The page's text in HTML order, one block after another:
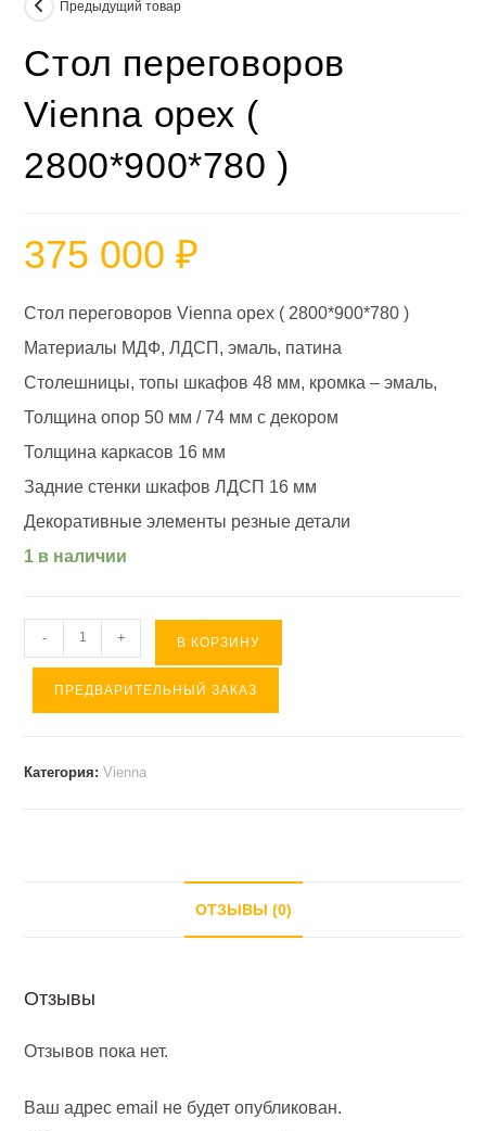
Предыдущий товар
Стол переговоров
Vienna орех (
2800*900*780 )
375 000₽
Стол переговоров Vienna орех ( 2800*900*780 )
Материалы МДФ, ЛДСП, эмаль, патина
Столешницы, топы шкафов 48 мм, кромка – эмаль,
Толщина опор 50 мм / 74 мм с декором
Толщина каркасов 16 мм
Задние стенки шкафов ЛДСП 16 мм
Декоративные элементы резные детали
1 в наличии
Количество
товара
Стол
- + В КОРЗИНУ
ПРЕДВАРИТЕЛЬНЫЙ ЗАКАЗ
Категория:Vienna
ОТЗЫВЫ (0)
Отзывы
Отзывов пока нет.
Ваш адрес email не будет опубликован.